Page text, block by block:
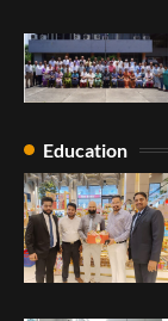
3
Education